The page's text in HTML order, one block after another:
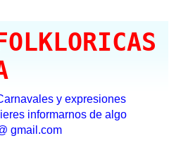
y expresiones
informarnos de algo
gmail.com